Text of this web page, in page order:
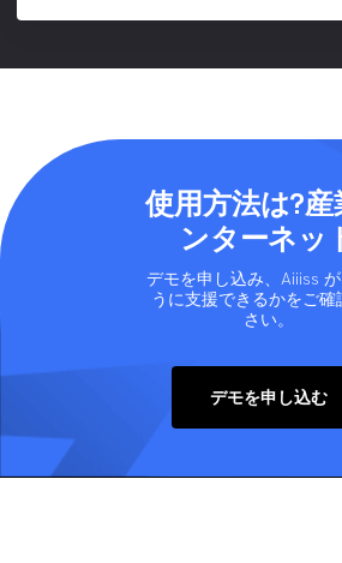
使用方法は?産
ンターネッ
デモを申し込み、Aiiiss
うに支援できるかをご確
さい。
デモを申し込む